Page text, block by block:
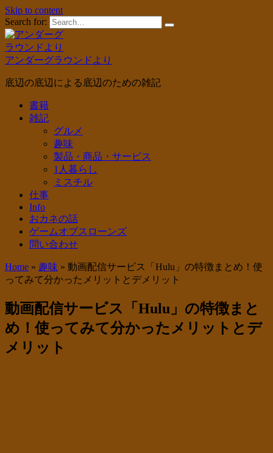
Skip to content
Search for:
アンダーグラウンドより
底辺の底辺による底辺のための雑記
書籍
雑記
グルメ
趣味
製品・商品・サービス
1人暮らし
ミスチル
仕事
Info
おカネの話
ゲームオブスローンズ
問い合わせ
Home » 趣味 » 動画配信サービス「Hulu」の特徴まとめ！使
ってみて分かったメリットとデメリット
動画配信サービス「Hulu」の特徴まと
め！使ってみて分かったメリットとデ
メリット